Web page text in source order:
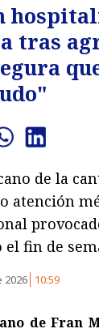
tras
de la
atención
fin de
2026 10:59
de Fran